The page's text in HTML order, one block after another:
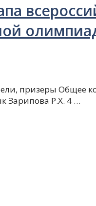
призеры Общее
Зарипова Р.Х. 4 …